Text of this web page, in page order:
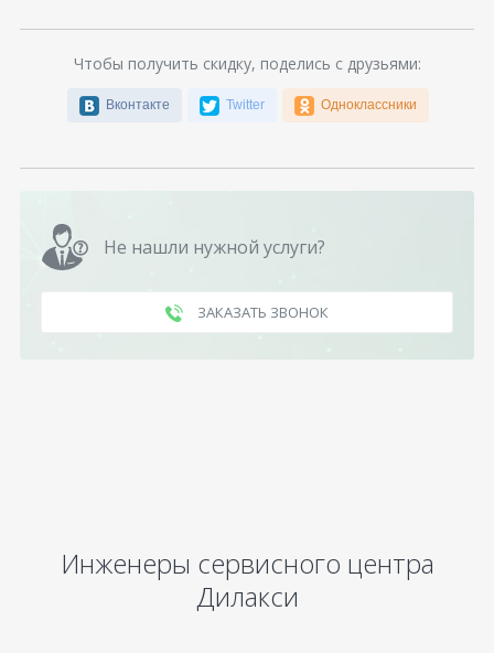
Чтобы получить скидку, поделись с друзьями:
Вконтакте Twitter Одноклассники
Не нашли нужной услуги?
ЗАКАЗАТЬ ЗВОНОК
Инженеры сервисного центра
Дилакси